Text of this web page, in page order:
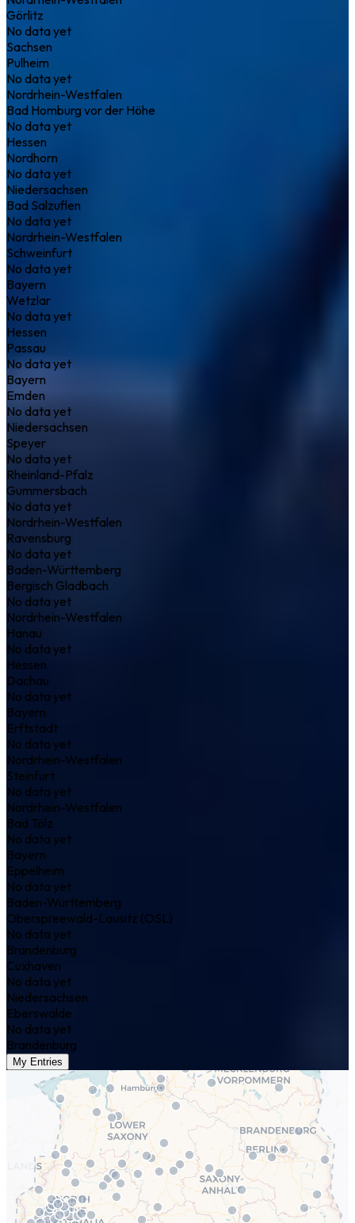
Görlitz
No data yet
Sachsen
Pulheim
No data yet
Nordrhein-Westfalen
Bad Homburg vor der Höhe
No data yet
Hessen
Nordhorn
No data yet
Niedersachsen
Bad Salzuflen
No data yet
Nordrhein-Westfalen
Schweinfurt
No data yet
Bayern
Wetzlar
No data yet
Hessen
Passau
No data yet
Bayern
Emden
No data yet
Niedersachsen
Speyer
No data yet
Rheinland-Pfalz
Gummersbach
No data yet
Nordrhein-Westfalen
Ravensburg
No data yet
Baden-Württemberg
Bergisch Gladbach
No data yet
Nordrhein-Westfalen
Hanau
No data yet
Hessen
Dachau
No data yet
Bayern
Erftstadt
No data yet
Nordrhein-Westfalen
Steinfurt
No data yet
Nordrhein-Westfalen
Bad Tölz
No data yet
Bayern
Eppelheim
No data yet
Baden-Württemberg
Oberspreewald-Lausitz (OSL)
No data yet
Brandenburg
Cuxhaven
No data yet
Niedersachsen
Eberswalde
No data yet
Brandenburg
My Entries